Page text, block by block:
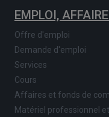
EMPLOI,
Offre d'emploi
Demande d'emploi
Services
Cours
Affaires et fonds de
Matériel professionnel